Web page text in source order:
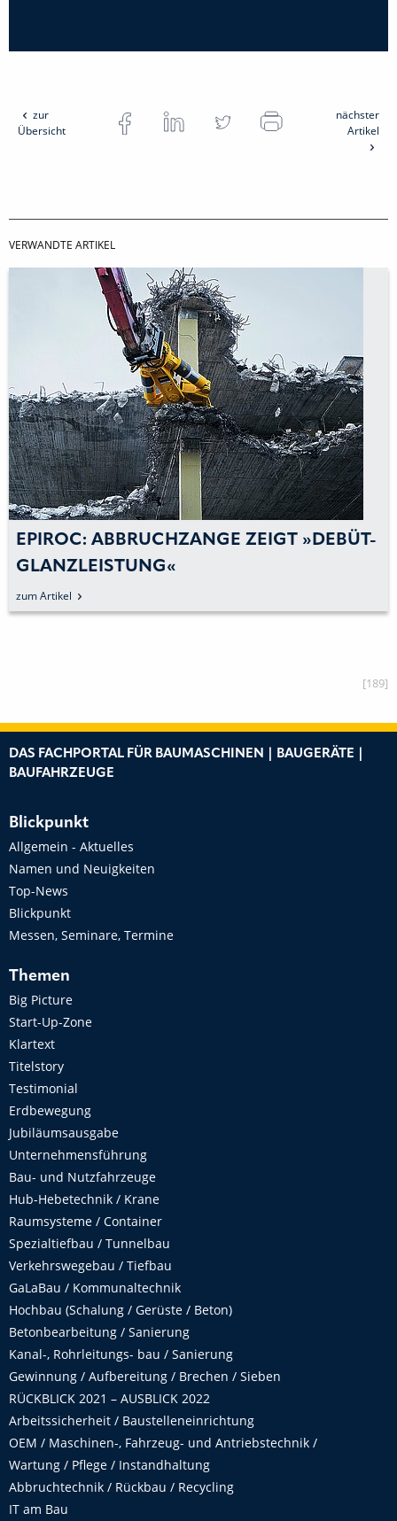
zur
Übersicht
nächster
Artikel
VERWANDTE ARTIKEL
EPIROC: ABBRUCHZANGE ZEIGT »DEBÜT-
GLANZLEISTUNG«
zum Artikel
[189]
DAS FACHPORTAL FÜR BAUMASCHINEN | BAUGERÄTE |
BAUFAHRZEUGE
Blickpunkt
Allgemein - Aktuelles
Namen und Neuigkeiten
Top-News
Blickpunkt
Messen, Seminare, Termine
Themen
Big Picture
Start-Up-Zone
Klartext
Titelstory
Testimonial
Erdbewegung
Jubiläumsausgabe
Unternehmensführung
Bau- und Nutzfahrzeuge
Hub-Hebetechnik / Krane
Raumsysteme / Container
Spezialtiefbau / Tunnelbau
Verkehrswegebau / Tiefbau
GaLaBau / Kommunaltechnik
Hochbau (Schalung / Gerüste / Beton)
Betonbearbeitung / Sanierung
Kanal-, Rohrleitungs- bau / Sanierung
Gewinnung / Aufbereitung / Brechen / Sieben
RÜCKBLICK 2021 – AUSBLICK 2022
Arbeitssicherheit / Baustelleneinrichtung
OEM / Maschinen-, Fahrzeug- und Antriebstechnik /
Wartung / Pflege / Instandhaltung
Abbruchtechnik / Rückbau / Recycling
IT am Bau